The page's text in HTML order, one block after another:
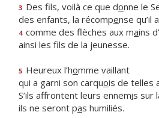
3 Des fils, voilà ce que donne le
des enfants, la récompense qu’il
4 comme des flèches aux mains
ainsi les fls de la jeunesse.
5 Heureux l’homme vaillant
qui a garni son carquois de telles
S’ils affrontent leurs ennemis sur
ils ne seront pas humiliés.